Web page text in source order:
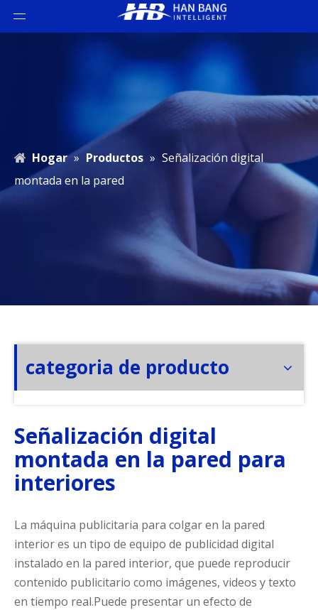
Hogar » Productos » Señalización digital
montada en la pared
categoria de producto
Señalización digital
montada en la pared para
interiores
La máquina publicitaria para colgar en la pared
interior es un tipo de equipo de publicidad digital
instalado en la pared interior, que puede reproducir
contenido publicitario como imágenes, videos y texto
en tiempo real.Puede presentar un efecto de